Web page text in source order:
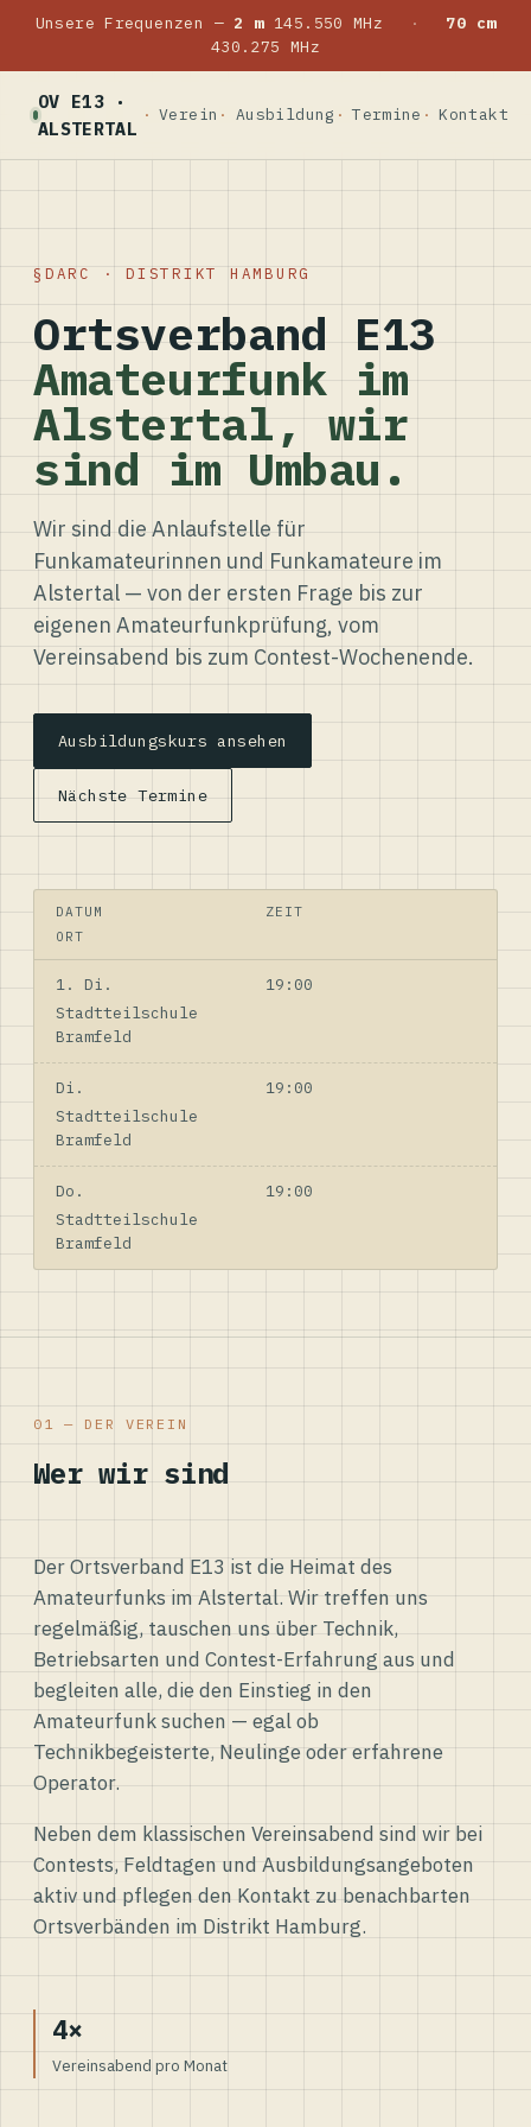
Unsere Frequenzen — 2 m145.550 MHz ·
70 cm
430.275 MHz
OV E13 ·
ALSTERTAL
Verein Ausbildung Termine Kontakt
DARC · DISTRIKT HAMBURG
Ortsverband E13
Amateurfunk im
Alstertal, wir
sind im Umbau.
Wir sind die Anlaufstelle für
Funkamateurinnen und Funkamateure im
Alstertal — von der ersten Frage bis zur
eigenen Amateurfunkprüfung, vom
Vereinsabend bis zum Contest-Wochenende.
Ausbildungskurs ansehen
Nächste Termine
DATUM
ZEIT
ORT
1. Di.
19:00
Stadtteilschule
Bramfeld
Di.
19:00
Stadtteilschule
Bramfeld
Do.
19:00
Stadtteilschule
Bramfeld
01 — DER VEREIN
Wer wir sind
Der Ortsverband E13 ist die Heimat des
Amateurfunks im Alstertal. Wir treffen uns
regelmäßig, tauschen uns über Technik,
Betriebsarten und Contest-Erfahrung aus und
begleiten alle, die den Einstieg in den
Amateurfunk suchen — egal ob
Technikbegeisterte, Neulinge oder erfahrene
Operator.
Neben dem klassischen Vereinsabend sind wir bei
Contests, Feldtagen und Ausbildungsangeboten
aktiv und pflegen den Kontakt zu benachbarten
Ortsverbänden im Distrikt Hamburg.
4×
Vereinsabend pro Monat